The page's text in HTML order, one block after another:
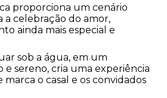
proporciona um cenário
celebração do amor,
ainda mais especial e
sob a água, em um
sereno, cria uma experiência
o casal e os convidados